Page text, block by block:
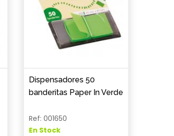
Dispensadores 50
banderitas Paper In Verde
Ref: 001650
En Stock